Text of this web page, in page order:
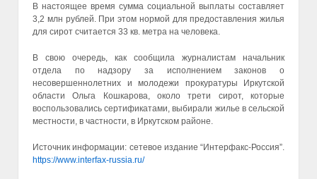
В настоящее время сумма социальной выплаты составляет
3,2 млн рублей. При этом нормой для предоставления жилья
для сирот считается 33 кв. метра на человека.
В свою очередь, как сообщила журналистам начальник
отдела по надзору за исполнением законов о
несовершеннолетних и молодежи прокуратуры Иркутской
области Ольга Кошкарова, около трети сирот, которые
воспользовались сертификатами, выбирали жилье в сельской
местности, в частности, в Иркутском районе.
Источник информации: сетевое издание “Интерфакс-Россия”.
https://www.interfax-russia.ru/